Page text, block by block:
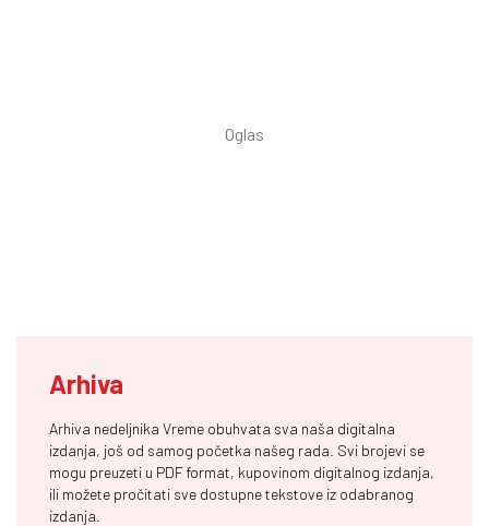
Arhiva
Arhiva nedeljnika Vreme obuhvata sva naša digitalna
izdanja, još od samog početka našeg rada. Svi brojevi se
mogu preuzeti u PDF format, kupovinom digitalnog izdanja,
ili možete pročitati sve dostupne tekstove iz odabranog
izdanja.